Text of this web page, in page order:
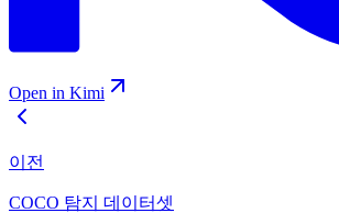
Open in Kimi
이전
COCO 탐지 데이터셋